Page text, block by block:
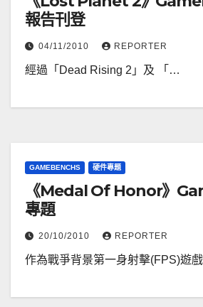
報告刊登
04/11/2010 REPORTER
經過「Dead Rising 2」及 「…
GAMEBENCHS 硬件專題
《Medal Of Honor》
專題
20/10/2010 REPORTER
作為戰爭背景第一身射擊(FPS)遊